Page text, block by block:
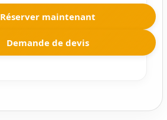
Réserver maintenant
Demande de devis